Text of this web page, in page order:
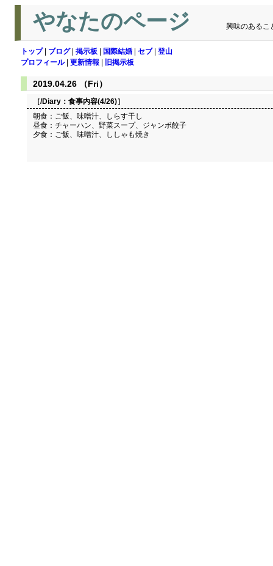
やなたのページ 興味のあるこ
トップ| ブログ| 掲示板 国際結婚 セブ| 登山
プロフィール| 更新情報 旧掲示板
2019.04.26 （Fri）
［/Diary： 食事内容(4/26)］
朝食：ご飯、味噌汁、しらす干し
昼食：チャーハン、野菜スープ、ジャンボ餃子
夕食：ご飯、味噌汁、ししゃも焼き